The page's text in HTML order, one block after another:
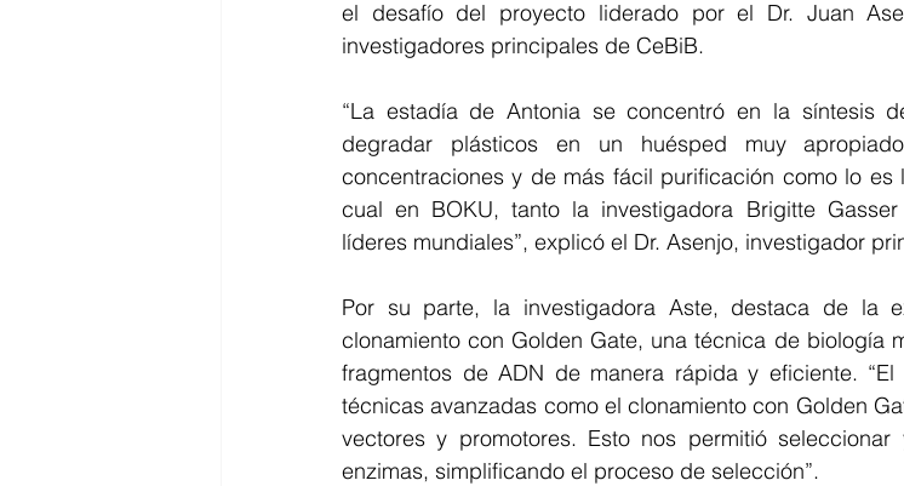
el desafío del proyecto liderado por el Dr. Juan
investigadores principales de CeBiB.
“La estadía de Antonia se concentró en la síntesis
degradar plásticos en un huésped muy
concentraciones y de más fácil purificación como lo
cual en BOKU, tanto la investigadora Brigitte
líderes mundiales”, explicó el Dr. Asenjo, investigador
Por su parte, la investigadora Aste, destaca de la
clonamiento con Golden Gate, una técnica de biología
fragmentos de ADN de manera rápida y eficiente.
técnicas avanzadas como el clonamiento con Golden
vectores y promotores. Esto nos permitió
enzimas, simplificando el proceso de selección”.